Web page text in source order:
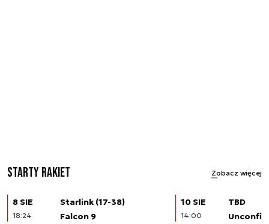
Starty rakiet Zobacz więcej
8 SIE
18:24
Starlink (17-38)
Falcon 9
10 SIE
14:00
TBD